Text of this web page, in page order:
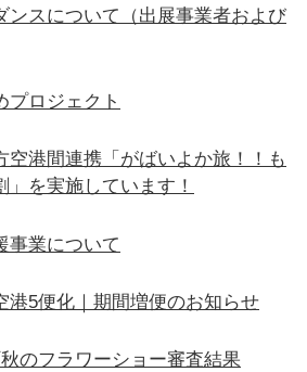
ンスについて（出展事業者および
プロジェクト
空港間連携「がばいよか旅！！も
」を実施しています！
事業について
5便化｜期間増便のお知らせ
のフラワーショー審査結果